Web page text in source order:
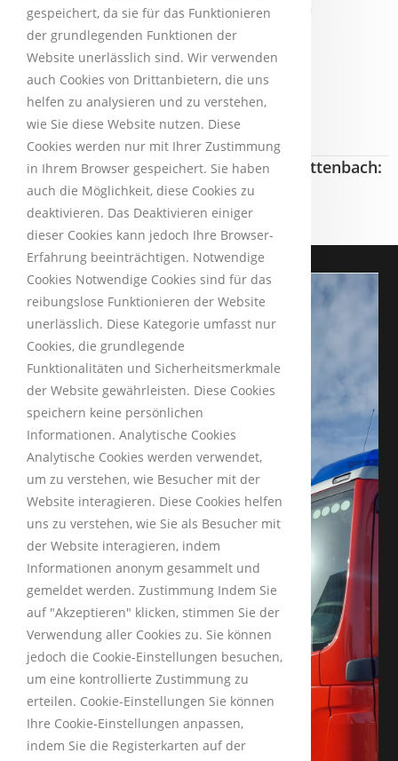
Unsere neuen Banner zur
Mitgliederwerbung:
Freiwillige Feuerwehr der Stadt Schnaittenbach:
Impressum
Datenschutzerklärung
Schneckengäßchen 13
92253 Schnaittenbach
gespeichert, da sie für das Funktionieren
der grundlegenden Funktionen der
Website unerlässlich sind. Wir verwenden
auch Cookies von Drittanbietern, die uns
helfen zu analysieren und zu verstehen,
wie Sie diese Website nutzen. Diese
Cookies werden nur mit Ihrer Zustimmung
in Ihrem Browser gespeichert. Sie haben
auch die Möglichkeit, diese Cookies zu
deaktivieren. Das Deaktivieren einiger
dieser Cookies kann jedoch Ihre Browser-
Erfahrung beeinträchtigen. Notwendige
Cookies Notwendige Cookies sind für das
reibungslose Funktionieren der Website
unerlässlich. Diese Kategorie umfasst nur
Cookies, die grundlegende
Funktionalitäten und Sicherheitsmerkmale
der Website gewährleisten. Diese Cookies
speichern keine persönlichen
Informationen. Analytische Cookies
Analytische Cookies werden verwendet,
um zu verstehen, wie Besucher mit der
Website interagieren. Diese Cookies helfen
uns zu verstehen, wie Sie als Besucher mit
der Website interagieren, indem
Informationen anonym gesammelt und
gemeldet werden. Zustimmung Indem Sie
auf "Akzeptieren" klicken, stimmen Sie der
Verwendung aller Cookies zu. Sie können
jedoch die Cookie-Einstellungen besuchen,
um eine kontrollierte Zustimmung zu
erteilen. Cookie-Einstellungen Sie können
Ihre Cookie-Einstellungen anpassen,
indem Sie die Registerkarten auf der